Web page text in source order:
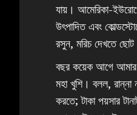
যায়। আমেরিকা-
উৎপাদিত এবং
রসুন, মরিচ দেখতে ছোট
বছর কয়েক আগে আমার
মহা খুশি। বলল, রান্না
করতে; টাকা পয়সার